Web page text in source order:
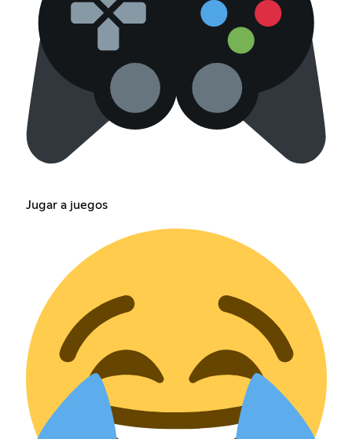
Jugar a juegos